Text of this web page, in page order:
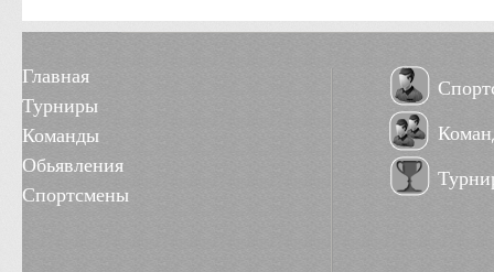
Главная
Турниры
Команды
Обьявления
Спортсмены